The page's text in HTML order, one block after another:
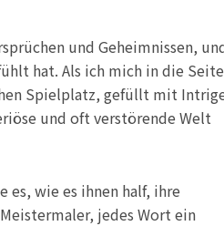
und Geheimnissen,
hat. Als ich mich in die
Spielplatz, gefüllt mit
und oft verstörende Welt
es, wie es ihnen half, ihre
jedes Wort ein